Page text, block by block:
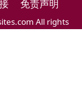
免责声明
All rights